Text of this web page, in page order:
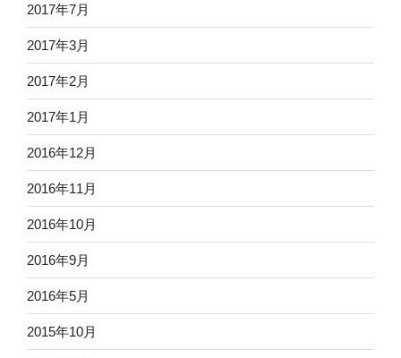
2017年7月
2017年3月
2017年2月
2017年1月
2016年12月
2016年11月
2016年10月
2016年9月
2016年5月
2015年10月